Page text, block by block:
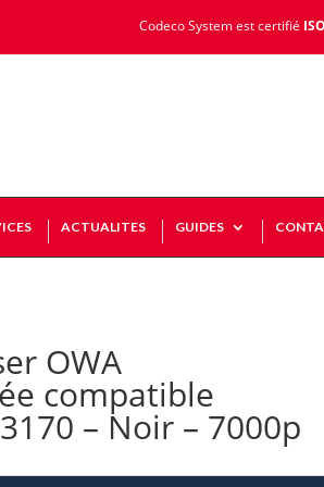
Codeco System est certifié
ACTUALITES GUIDES
OWA
compatible
– Noir – 7000p